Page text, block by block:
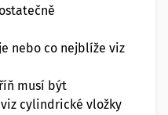
nebo co nejblíže viz
musí být
cylindrické vložky